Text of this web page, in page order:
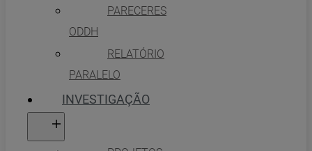
PARECERES
ODDH
RELATÓRIO
PARALELO
INVESTIGAÇÃO